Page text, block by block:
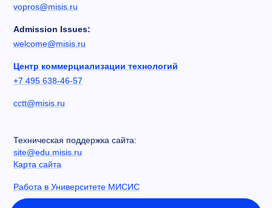
vopros@misis.ru
Admission Issues:
welcome@misis.ru
Центр коммерциализации технологий
+7 495 638-46-57
cctt@misis.ru
Техническая поддержка сайта:
site@edu.misis.ru
Карта сайта
Работа в Университете МИСИС